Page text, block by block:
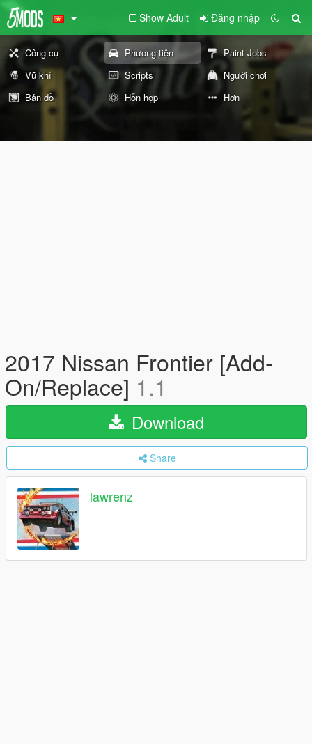
Show Adult Đăng nhập
Công cụ Phương tiện
Paint Jobs
Vũ khí
Scripts
Người chơi
Bản đồ
Hỗn hợp Hơn
2017 Nissan Frontier [Add-
On/Replace] 1.1
Download
Share
lawrenz